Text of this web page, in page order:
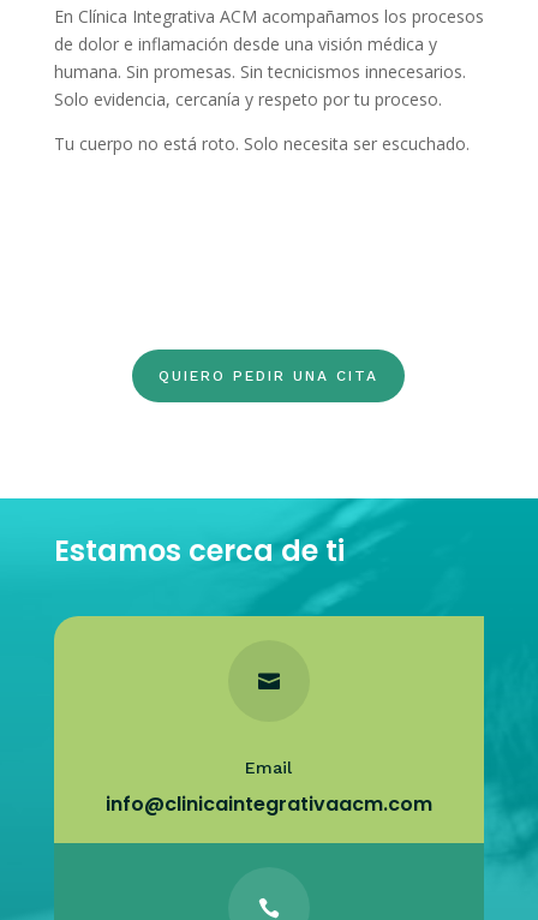
En Clínica Integrativa ACM acompañamos los procesos
de dolor e inflamación desde una visión médica y
humana. Sin promesas. Sin tecnicismos innecesarios.
Solo evidencia, cercanía y respeto por tu proceso.
Tu cuerpo no está roto. Solo necesita ser escuchado.
QUIERO PEDIR UNA CITA
Estamos cerca de ti

Email
info@clinicaintegrativaacm.com
